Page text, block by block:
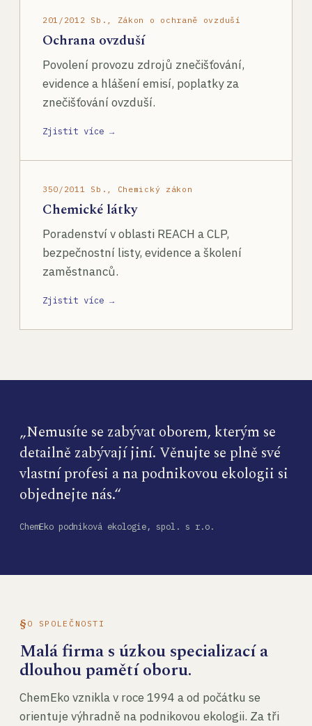
201/2012 Sb., Zákon o ochraně ovzduší
Ochrana ovzduší
Povolení provozu zdrojů znečišťování,
evidence a hlášení emisí, poplatky za
znečišťování ovzduší.
Zjistit více →
350/2011 Sb., Chemický zákon
Chemické látky
Poradenství v oblasti REACH a CLP,
bezpečnostní listy, evidence a školení
zaměstnanců.
Zjistit více →
„Nemusíte se zabývat oborem, kterým se
detailně zabývají jiní. Věnujte se plně své
vlastní profesi a na podnikovou ekologii si
objednejte nás.“
ChemEko podniková ekologie, spol. s r.o.
O SPOLEČNOSTI
Malá firma s úzkou specializací a
dlouhou pamětí oboru.
ChemEko vznikla v roce 1994 a od počátku se
orientuje výhradně na podnikovou ekologii. Za tři